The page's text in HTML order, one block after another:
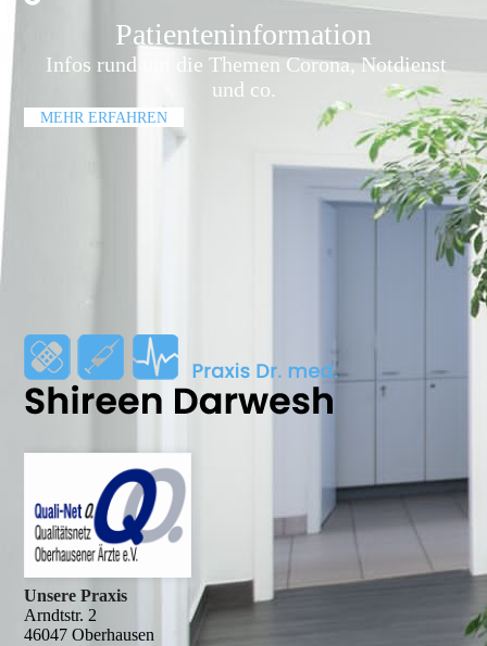
Patienten­information
Infos rund um die Themen Corona, Notdienst
und co.
MEHR ERFAHREN
Unsere Praxis
Arndtstr. 2
46047 Oberhausen